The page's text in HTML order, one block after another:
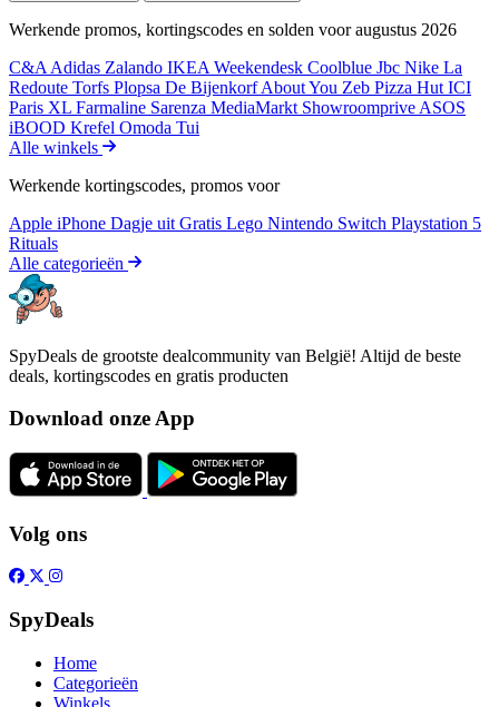
Werkende promos, kortingscodes en solden voor augustus 2026
C&A Adidas Zalando IKEA Weekendesk Coolblue Jbc Nike La
Redoute Torfs Plopsa De BijenkorfAbout You Zeb Pizza Hut ICI
Paris XL Farmaline Sarenza MediaMarkt Showroomprive ASOS
iBOOD Krefel Omoda Tui
Alle winkels
Werkende kortingscodes, promos voor
Apple iPhone Dagje uit Gratis Lego Nintendo Switch Playstation 5
Rituals
Alle categorieën
SpyDeals de grootste dealcommunity van België! Altijd de beste
deals, kortingscodes en gratis producten
Download onze App
Volg ons
SpyDeals
Home
Categorieën
Winkels